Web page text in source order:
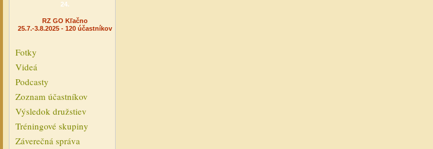
24.
RZ GO Kľačno
25.7.-3.8.2025 - 120 účastníkov
Fotky
Videá
Podcasty
Zoznam účastníkov
Výsledok družstiev
Tréningové skupiny
Záverečná správa